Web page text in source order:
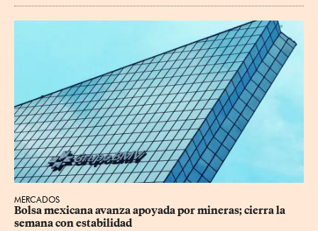
MERCADOS
Bolsa mexicana avanza apoyada por mineras; cierra la
semana con estabilidad